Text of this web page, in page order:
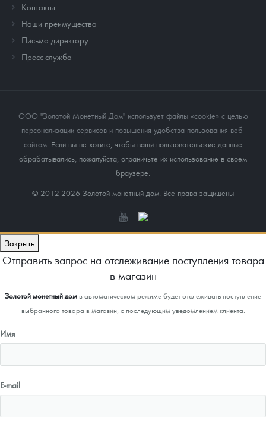
Контакты
Наши преимущества
Письмо директору
Пресс-служба
ООО "Золотой Монетный Дом" использует файлы «cookie» с целью
персонализации сервисов и повышения удобства пользования веб-
сайтом . Если вы не хотите, чтобы ваши пользовательские данные
обрабатывались, пожалуйста, ограничьте их использование в своём
браузере.
© 2012-2026 Золотой монетный дом. Все права защищены
Закрыть
Отправить запрос на отслеживание поступления товара
в магазин
Золотой монетный домв автоматическом режиме будет отслеживать поступление
выбранного товара в магазин, с последующим уведомлением клиента.
Имя
E-mail